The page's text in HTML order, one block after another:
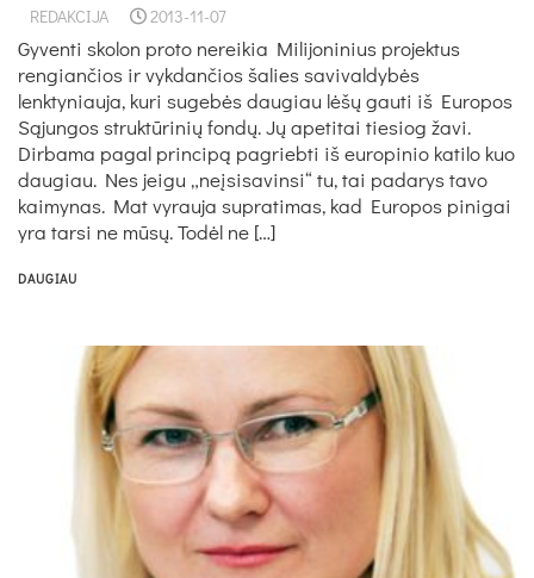
REDAKCIJA 2013-11-07
Gyventi skolon proto nereikia Milijoninius projektus
rengiančios ir vykdančios šalies savivaldybės
lenktyniauja, kuri sugebės daugiau lėšų gauti iš Europos
Sąjungos struktūrinių fondų. Jų apetitai tiesiog žavi.
Dirbama pagal principą pagriebti iš europinio katilo kuo
daugiau. Nes jeigu „neįsisavinsi“ tu, tai padarys tavo
kaimynas. Mat vyrauja supratimas, kad Europos pinigai
yra tarsi ne mūsų. Todėl ne […]
DAUGIAU